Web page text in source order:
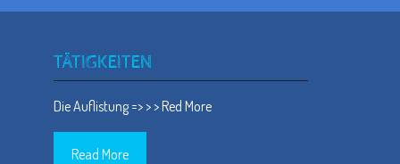
TÄTIGKEITEN
Die Auflistung => > > Red More
Read More